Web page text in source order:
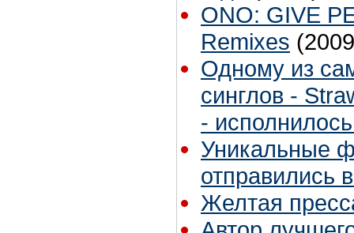
ONO: GIVE
Remixes
Одному из
синглов -
-
Уникальные
отправились
Желтая